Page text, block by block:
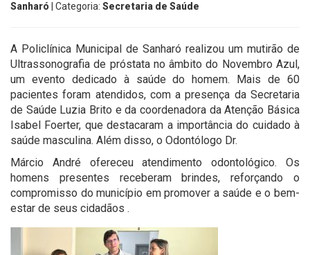
Sanharó | Categoria: Secretaria de Saúde
A Policlínica Municipal de Sanharó realizou um mutirão de
Ultrassonografia de próstata no âmbito do Novembro Azul,
um evento dedicado à saúde do homem. Mais de 60
pacientes foram atendidos, com a presença da Secretaria
de Saúde Luzia Brito e da coordenadora da Atenção Básica
Isabel Foerter, que destacaram a importância do cuidado à
saúde masculina. Além disso, o Odontólogo Dr.
Márcio André ofereceu atendimento odontológico. Os
homens presentes receberam brindes, reforçando o
compromisso do município em promover a saúde e o bem-
estar de seus cidadãos .